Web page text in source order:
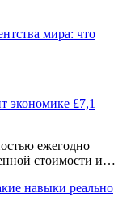
мира: что
экономике £7,1
ежегодно
стоимости и…
навыки реально